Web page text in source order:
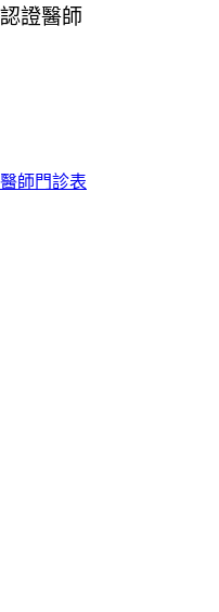
認證醫師
醫師門診表